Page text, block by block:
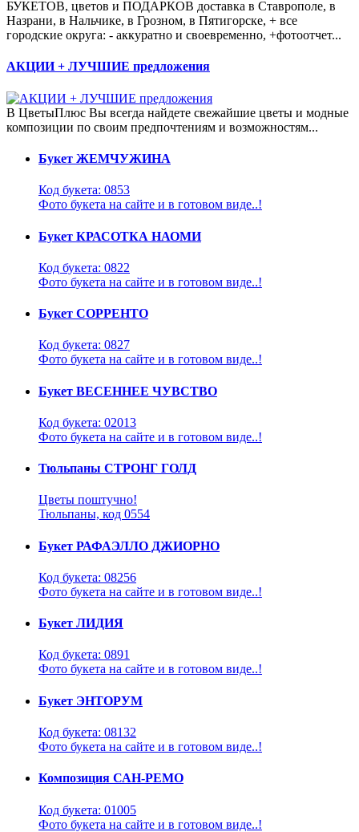
БУКЕТОВ, цветов и ПОДАРКОВ доставка в Ставрополе, в
Назрани, в Нальчике, в Грозном, в Пятигорске, + все
городские округа: - аккуратно и своевременно, +фотоотчет...
АКЦИИ + ЛУЧШИЕ предложения
В ЦветыПлюс Вы всегда найдете свежайшие цветы и модные
композиции по своим предпочтениям и возможностям...
Букет ЖЕМЧУЖИНА
Код букета: 0853
Фото букета на сайте и в готовом виде..!
Букет КРАСОТКА НАОМИ
Код букета: 0822
Фото букета на сайте и в готовом виде..!
Букет СОРРЕНТО
Код букета: 0827
Фото букета на сайте и в готовом виде..!
Букет ВЕСЕННЕЕ ЧУВСТВО
Код букета: 02013
Фото букета на сайте и в готовом виде..!
Тюльпаны СТРОНГ ГОЛД
Цветы поштучно!
Тюльпаны, код 0554
Букет РАФАЭЛЛО ДЖИОРНО
Код букета: 08256
Фото букета на сайте и в готовом виде..!
Букет ЛИДИЯ
Код букета: 0891
Фото букета на сайте и в готовом виде..!
Букет ЭНТОРУМ
Код букета: 08132
Фото букета на сайте и в готовом виде..!
Композиция САН-РЕМО
Код букета: 01005
Фото букета на сайте и в готовом виде..!